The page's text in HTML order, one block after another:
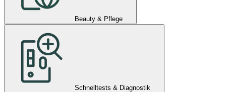
Beauty & Pflege
Schnelltests & Diagnostik